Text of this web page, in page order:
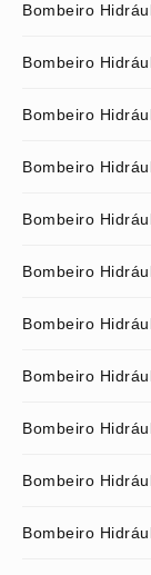
Bombeiro
Bombeiro
Bombeiro
Bombeiro
Bombeiro
Bombeiro
Bombeiro
Bombeiro
Bombeiro
Bombeiro
Bombeiro